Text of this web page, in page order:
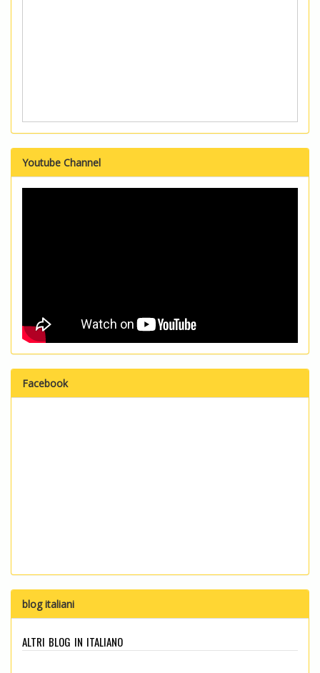
Youtube Channel
Facebook
blog italiani
altri blog in italiano